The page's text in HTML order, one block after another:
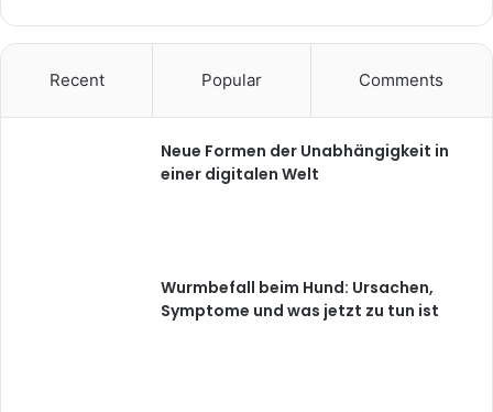
Recent Popular Comments
Neue Formen der Unabhängigkeit in
einer digitalen Welt
Wurmbefall beim Hund: Ursachen,
Symptome und was jetzt zu tun ist